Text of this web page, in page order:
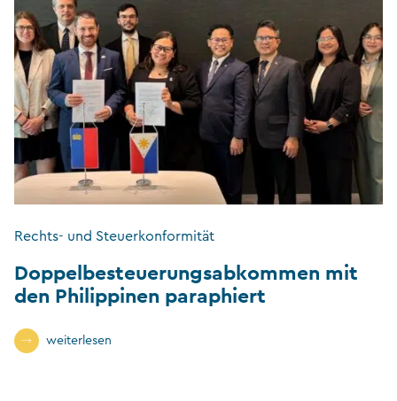
Rechts- und Steuerkonformität
Doppelbesteuerungsabkommen mit
den Philippinen paraphiert
weiterlesen